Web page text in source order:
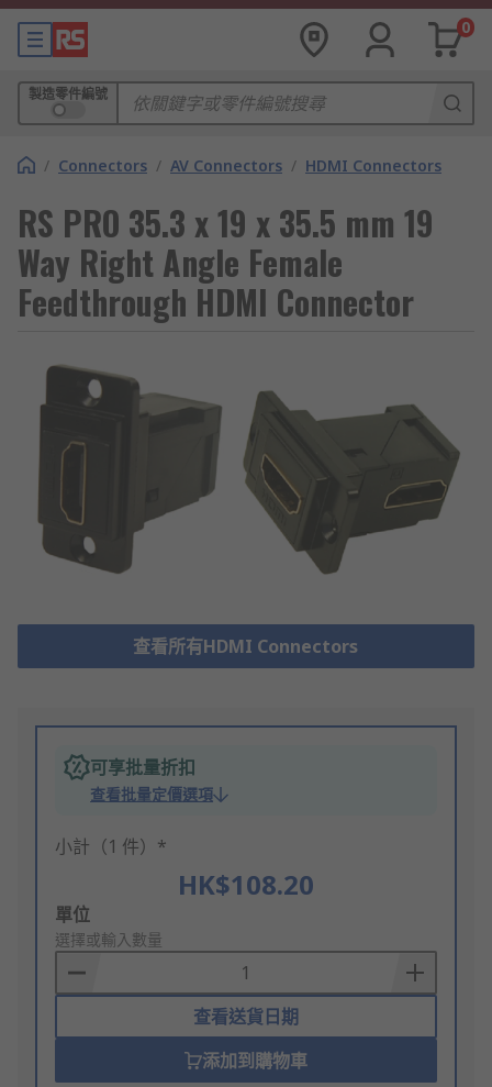
0
製造零件編號
/ Connectors / AV Connectors / HDMI Connectors
RS PRO 35.3 x 19 x 35.5 mm 19
Way Right Angle Female
Feedthrough HDMI Connector
查看所有HDMI Connectors
可享批量折扣
查看批量定價選項
小計（1 件）*
HK$108.20
Add
to
Basket
單位
選擇或輸入數量
查看送貨日期
添加到購物車